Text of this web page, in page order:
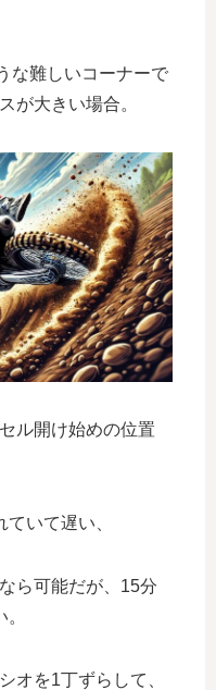
な難しいコーナーで
が大きい場合。
ル開け始めの位置
いて遅い、
ら可能だが、15分
オを1丁ずらして、